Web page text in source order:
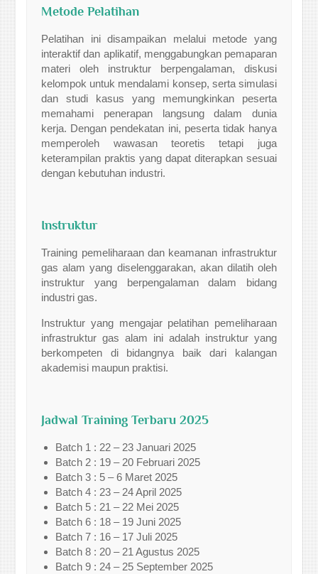
Metode Pelatihan
Pelatihan ini disampaikan melalui metode yang
interaktif dan aplikatif, menggabungkan pemaparan
materi oleh instruktur berpengalaman, diskusi
kelompok untuk mendalami konsep, serta simulasi
dan studi kasus yang memungkinkan peserta
memahami penerapan langsung dalam dunia
kerja. Dengan pendekatan ini, peserta tidak hanya
memperoleh wawasan teoretis tetapi juga
keterampilan praktis yang dapat diterapkan sesuai
dengan kebutuhan industri.
Instruktur
Training pemeliharaan dan keamanan infrastruktur
gas alam yang diselenggarakan, akan dilatih oleh
instruktur yang berpengalaman dalam bidang
industri gas.
Instruktur yang mengajar pelatihan pemeliharaan
infrastruktur gas alam ini adalah instruktur yang
berkompeten di bidangnya baik dari kalangan
akademisi maupun praktisi.
Jadwal Training Terbaru 2025
Batch 1 : 22 – 23 Januari 2025
Batch 2 : 19 – 20 Februari 2025
Batch 3 : 5 – 6 Maret 2025
Batch 4 : 23 – 24 April 2025
Batch 5 : 21 – 22 Mei 2025
Batch 6 : 18 – 19 Juni 2025
Batch 7 : 16 – 17 Juli 2025
Batch 8 : 20 – 21 Agustus 2025
Batch 9 : 24 – 25 September 2025